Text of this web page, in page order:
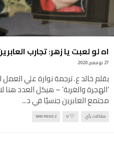
اه لو لعبت يا زهر: تجارب
27 نوفمبر, 2020
بقلم خالد ع. ترجمة نوارة علي
‘الهجرة والغربة’ – هيكل العدد
مجتمع العابرين جنسيًا في د...
مقالات رأي 0
2 MIN READ